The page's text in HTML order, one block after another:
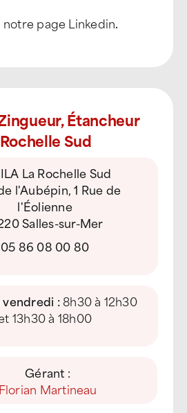
page Linkedin.
Étancheur
Sud
La Rochelle Sud
l'Aubépin, 1 Rue de
l'Éolienne
Salles-sur-Mer
05 86 08 00 80
vendredi :8h30 à 12h30
13h30 à 18h00
Gérant :
Florian Martineau